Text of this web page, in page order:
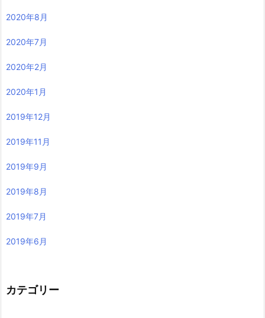
2020年8月
2020年7月
2020年2月
2020年1月
2019年12月
2019年11月
2019年9月
2019年8月
2019年7月
2019年6月
カテゴリー